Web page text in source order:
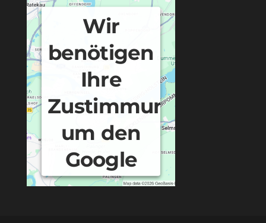
Wir
benötigen
Ihre
Zustimmung,
um den
Google
Maps-